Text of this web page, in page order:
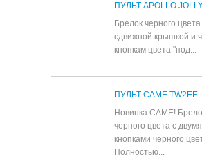
ПУЛЬТ APOLLO
Брелок черного цвета
сдвижной крышкой и
кнопкам цвета "под...
ПУЛЬТ CAME TW2EE
Новинка CAME!
черного цвета с двумя
кнопками черного
Полностью...